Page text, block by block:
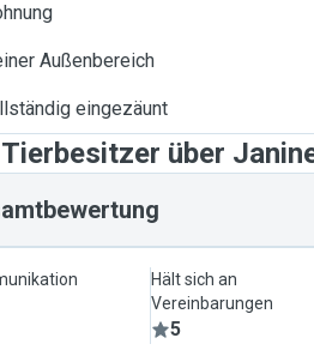
Außenbereich
eingezäunt
über
Hält sich an
Vereinbarungen
5